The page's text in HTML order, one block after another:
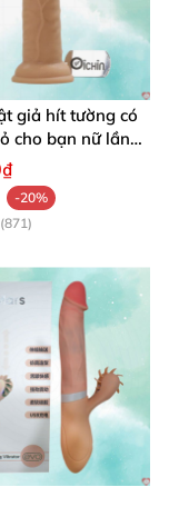
giả hít tường có
cho bạn nữ lần
-20%
(871)